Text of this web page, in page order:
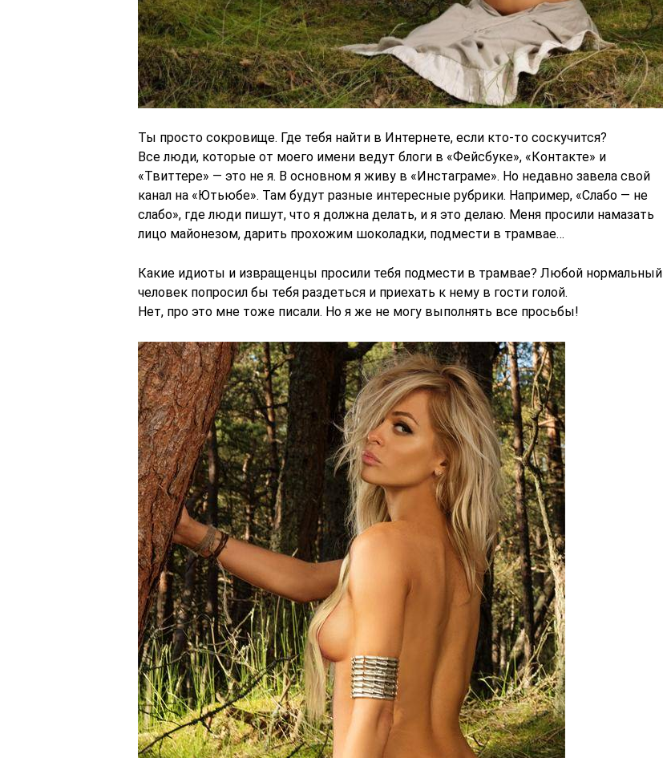
Ты просто сокровище. Где тебя найти в Интернете, если кто-то соскучится?
Все люди, которые от моего имени ведут блоги в «Фейсбуке», «Контакте» и
«Твиттере» — это не я. В основном я живу в «Инстаграме». Но недавно завела свой
канал на «Ютьюбе». Там будут разные интересные рубрики. Например, «Слабо — не
слабо», где люди пишут, что я должна делать, и я это делаю. Меня просили намазать
лицо майонезом, дарить прохожим шоколадки, подмести в трамвае…
Какие идиоты и извращенцы просили тебя подмести в трамвае? Любой нормальный
человек попросил бы тебя раздеться и приехать к нему в гости голой.
Нет, про это мне тоже писали. Но я же не могу выполнять все просьбы!